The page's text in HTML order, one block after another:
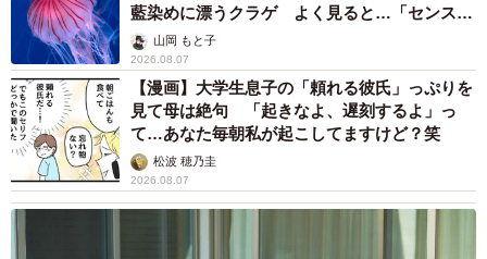
藍染めに漂うクラゲ よく見ると…「センスす
ごい」山岡 もと子
2026.08.07
【漫画】大学生息子の「頼れる彼氏」っぷりを
見て母は絶句 「起きなよ、遅刻するよ」っ
て…あなた毎朝私が起こしてますけど？笑
松波 穂乃圭
2026.08.07